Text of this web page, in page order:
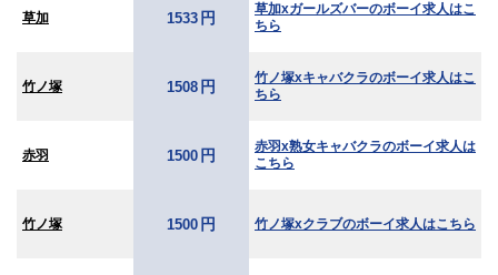
草加 1533 円
草加xガールズバーのボーイ求人はこ
ちら
竹ノ塚 1508 円
竹ノ塚xキャバクラのボーイ求人はこ
ちら
赤羽 1500 円
赤羽x熟女キャバクラのボーイ求人は
こちら
竹ノ塚 1500 円 竹ノ塚xクラブのボーイ求人はこちら